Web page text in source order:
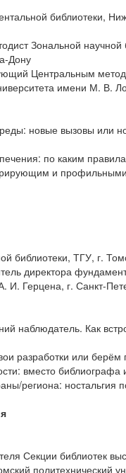
библиотеки,
Зональной
Дону
Центральным
имени М. В.
новые вызовы или
по каким
и
библиотеки, ТГУ, г.
директора
Герцена, г. Санкт-
наблюдатель. Как
разработки или берём
вместо
региона:
Секции библиотек
политехнический